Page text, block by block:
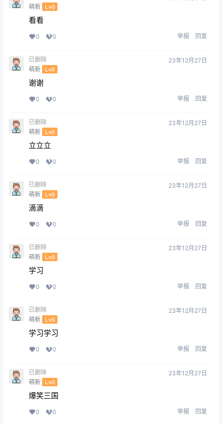
萌新 Lv0
看看
0 0 举报 回复
已删除
萌新 Lv0
23年12月27日
谢谢
0 0 举报 回复
已删除
萌新 Lv0
23年12月27日
立立立
0 0 举报 回复
已删除
萌新 Lv0
23年12月27日
滴滴
0 0 举报 回复
已删除
萌新 Lv0
23年12月27日
学习
0 0 举报 回复
已删除
萌新 Lv0
23年12月27日
学习学习
0 0 举报 回复
已删除
萌新 Lv0
23年12月27日
爆笑三国
0 0 举报 回复